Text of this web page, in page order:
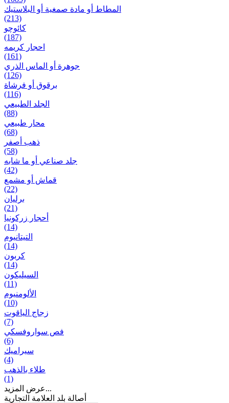
المطاط أو مادة صمغية أو البلاستيك
(213)
کائوچو
(187)
احجار کریمه
(161)
جوهرة أو الماس الذري
(126)
برقوق أو فرشاة
(116)
الجلد الطبيعي
(88)
محار طبيعي
(68)
ذهب أصفر
(58)
جلد صناعي أو ما شابه
(42)
قماش أو مشمع
(22)
برلیان
(21)
أحجار زركونيا
(14)
التيتانيوم
(14)
كربون
(14)
السيليكون
(11)
الألومنيوم
(10)
زجاج الياقوت
(7)
فص سواروفسكي
(6)
سيراميك
(4)
طلاء بالذهب
(1)
عرض المزيد...
أصالة بلد العلامة التجارية